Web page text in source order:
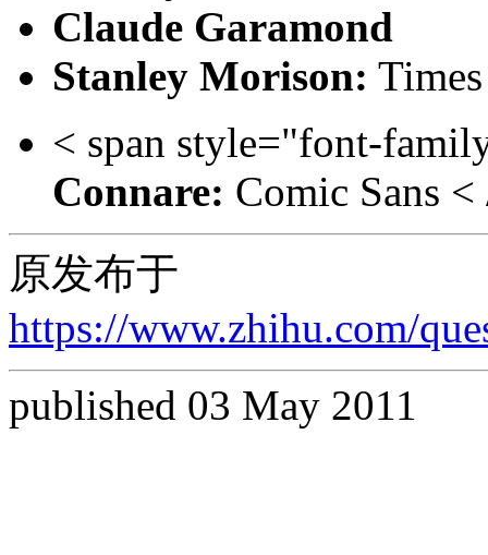
Claude Garamond
Stanley Morison:
< span style="font-
Connare: Comic Sans <
原发布于
https://www.zhihu.com/
published 03 May 2011